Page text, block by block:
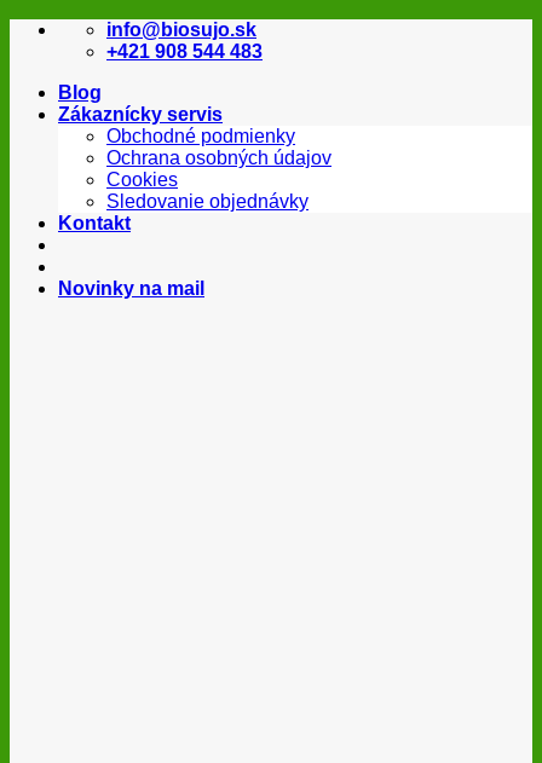
Skip
info@biosujo.sk
+421 908 544 483
Blog
Zákaznícky servis
Obchodné podmienky
Ochrana osobných údajov
Cookies
Sledovanie objednávky
Kontakt
Novinky na mail